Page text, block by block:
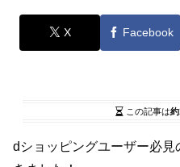
X Facebook
この記事は
dショッピングユーザー必